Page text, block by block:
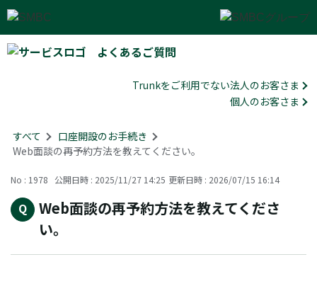
よくあるご質問
Trunkをご利用でない法人のお客さま
個人のお客さま
すべて > 口座開設のお手続き >
Web面談の再予約方法を教えてください。
No : 1978 公開日時 : 2025/11/27 14:25 更新日時 : 2026/07/15 16:14
Web面談の再予約方法を教えてくださ
い。